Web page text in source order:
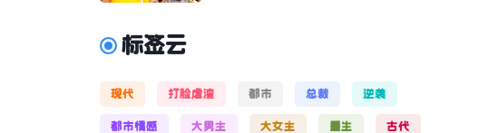
标签云
现代 打脸虐渣 都市 总裁 逆袭
都市情感 大男主 大女主 重生 古代